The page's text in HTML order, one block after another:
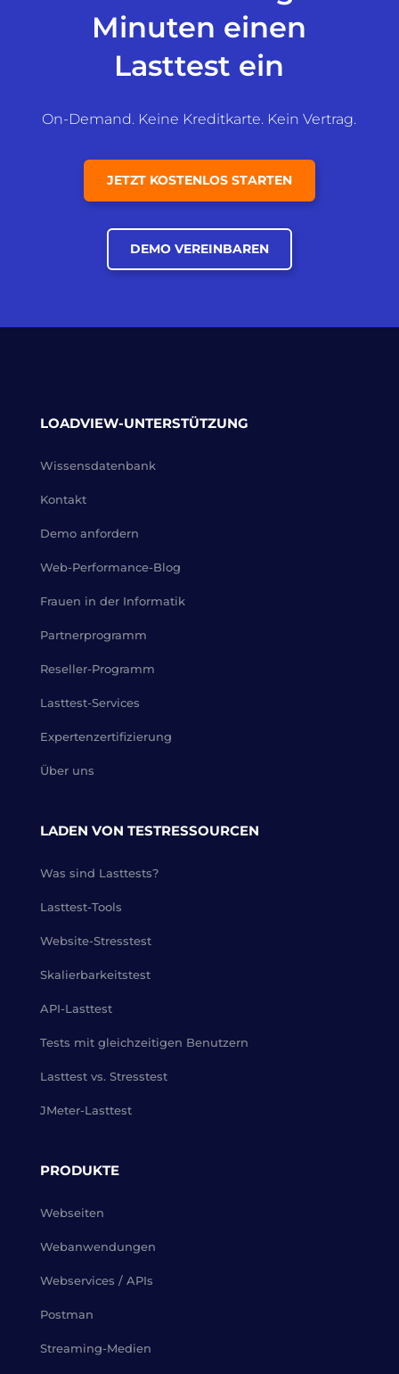
Minuten einen
Lasttest ein
On-Demand. Keine Kreditkarte. Kein Vertrag.
JETZT KOSTENLOS STARTEN
DEMO VEREINBAREN
LOADVIEW-UNTERSTÜTZUNG
Wissensdatenbank
Kontakt
Demo anfordern
Web-Performance-Blog
Frauen in der Informatik
Partnerprogramm
Reseller-Programm
Lasttest-Services
Expertenzertifizierung
Über uns
LADEN VON TESTRESSOURCEN
Was sind Lasttests?
Lasttest-Tools
Website-Stresstest
Skalierbarkeitstest
API-Lasttest
Tests mit gleichzeitigen Benutzern
Lasttest vs. Stresstest
JMeter-Lasttest
PRODUKTE
Webseiten
Webanwendungen
Webservices / APIs
Postman
Streaming-Medien